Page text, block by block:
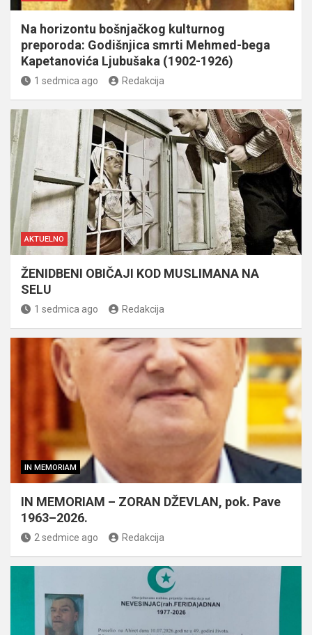
Na horizontu bošnjačkog kulturnog
preporoda: Godišnjica smrti Mehmed-bega
Kapetanovića Ljubušaka (1902-1926)
1 sedmica ago Redakcija
AKTUELNO
ŽENIDBENI OBIČAJI KOD MUSLIMANA NA
SELU
1 sedmica ago Redakcija
IN MEMORIAM
IN MEMORIAM – ZORAN DŽEVLAN, pok. Pave
1963–2026.
2 sedmice ago Redakcija